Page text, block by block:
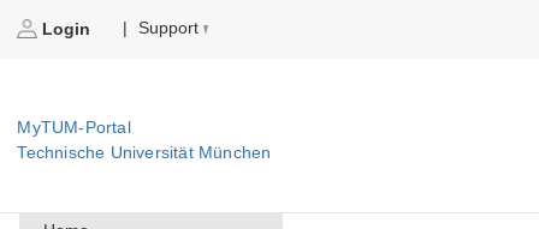
Login | Support
MyTUM-Portal
Technische Universität München